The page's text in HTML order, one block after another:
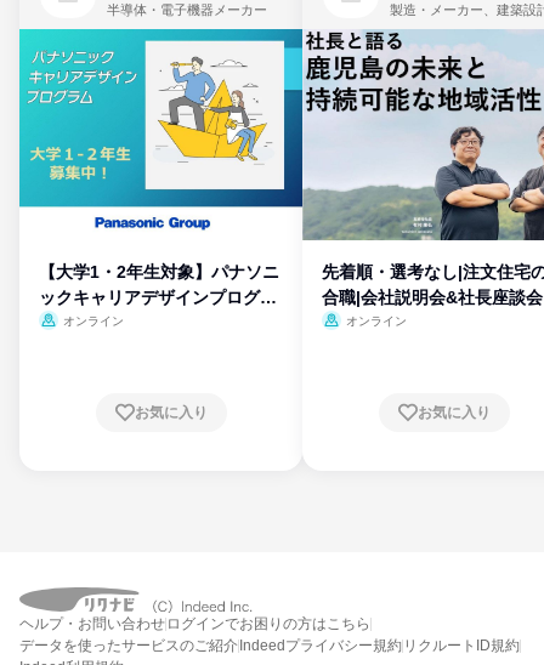
半導体・電子機器メーカー
【大学1・2年生対象】パナソニ
ックキャリアデザインプログラ
ム
オンライン
お気に入り
製造・メーカー、建築設
先着順・選考なし|注文住宅
合職|会社説明会&社長座談会
オンライン
お気に入り
ヘルプ・お問い合わせ ログインでお困りの方はこちら
データを使ったサービスのご紹介 Indeedプライバシー規約 リクルートID規約